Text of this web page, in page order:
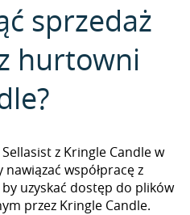
sprzedaż
hurtowni
z Kringle Candle w
współpracę z
uzyskać dostęp do plików
przez Kringle Candle.